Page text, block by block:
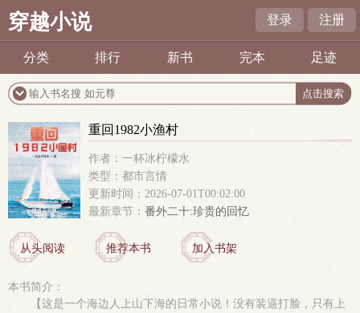
穿越小说 登录 注册
分类 排行 新书 完本 足迹
重回1982小渔村
作者：一杯冰柠檬水
类型：都市言情
更新时间：2026-07-01T00:02:00
最新章节： 番外二十:珍贵的回忆
从头阅读 推荐本书 加入书架
本书简介：
【这是一个海边人上山下海的日常小说！没有装逼打脸，只有上